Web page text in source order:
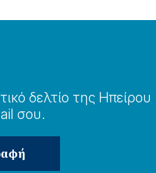
δελτίο της Ηπείρου
σου.